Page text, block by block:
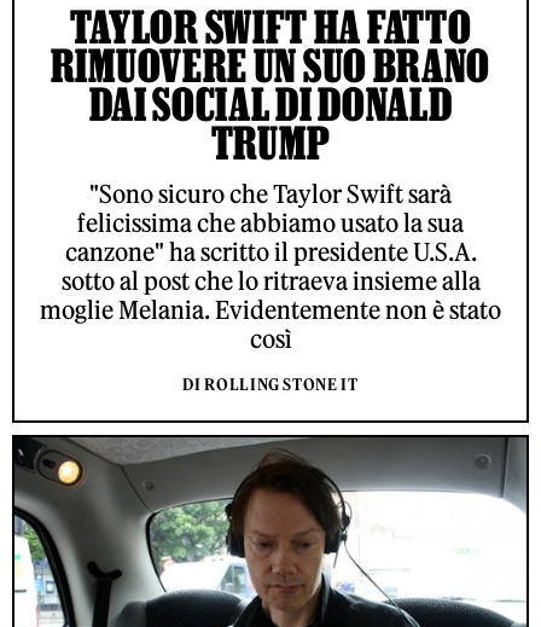
TAYLOR SWIFT HA FATTO
RIMUOVERE UN SUO BRANO
DAI SOCIAL DI DONALD
TRUMP
"Sono sicuro che Taylor Swift sarà
felicissima che abbiamo usato la sua
canzone" ha scritto il presidente U.S.A.
sotto al post che lo ritraeva insieme alla
moglie Melania. Evidentemente non è stato
così
DI ROLLING STONE IT